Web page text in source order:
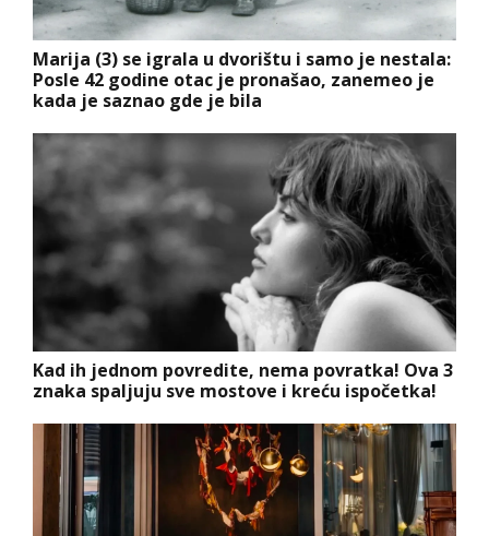
Marija (3) se igrala u dvorištu i samo je nestala:
Posle 42 godine otac je pronašao, zanemeo je
kada je saznao gde je bila
Kad ih jednom povredite, nema povratka! Ova 3
znaka spaljuju sve mostove i kreću ispočetka!